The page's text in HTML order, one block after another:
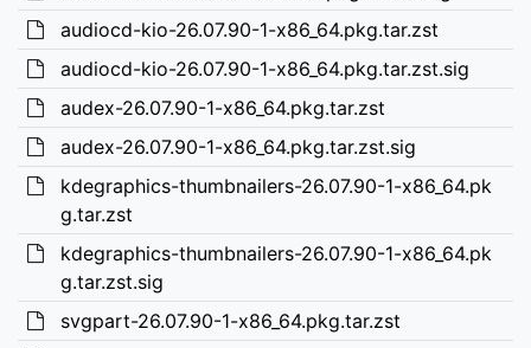
audiocd-kio-26.07.90-1-x86_64.pkg.tar.zst
audiocd-kio-26.07.90-1-x86_64.pkg.tar.zst.sig
audex-26.07.90-1-x86_64.pkg.tar.zst
audex-26.07.90-1-x86_64.pkg.tar.zst.sig
kdegraphics-thumbnailers-26.07.90-1-x86_64.pk
g.tar.zst
kdegraphics-thumbnailers-26.07.90-1-x86_64.pk
g.tar.zst.sig
svgpart-26.07.90-1-x86_64.pkg.tar.zst